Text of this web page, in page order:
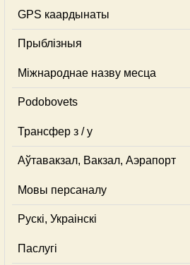
GPS каардынаты
Прыблізныя
Міжнароднае назву месца
Podobovets
Трансфер з / у
Аўтавакзал, Вакзал, Аэрапорт
Мовы персаналу
Рускі, Украінскі
Паслугі